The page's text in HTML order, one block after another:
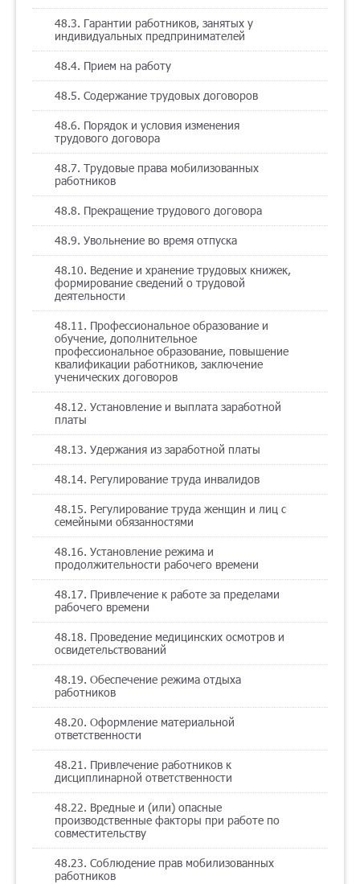
48.3. Гарантии работников, занятых у
индивидуальных предпринимателей
48.4. Прием на работу
48.5. Содержание трудовых договоров
48.6. Порядок и условия изменения
трудового договора
48.7. Трудовые права мобилизованных
работников
48.8. Прекращение трудового договора
48.9. Увольнение во время отпуска
48.10. Ведение и хранение трудовых книжек,
формирование сведений о трудовой
деятельности
48.11. Профессиональное образование и
обучение, дополнительное
профессиональное образование, повышение
квалификации работников, заключение
ученических договоров
48.12. Установление и выплата заработной
платы
48.13. Удержания из заработной платы
48.14. Регулирование труда инвалидов
48.15. Регулирование труда женщин и лиц с
семейными обязанностями
48.16. Установление режима и
продолжительности рабочего времени
48.17. Привлечение к работе за пределами
рабочего времени
48.18. Проведение медицинских осмотров и
освидетельствований
48.19. Обеспечение режима отдыха
работников
48.20. Оформление материальной
ответственности
48.21. Привлечение работников к
дисциплинарной ответственности
48.22. Вредные и (или) опасные
производственные факторы при работе по
совместительству
48.23. Соблюдение прав мобилизованных
работников